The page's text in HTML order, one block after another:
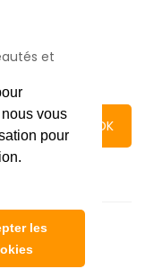
vous
pour
les
et
réservés